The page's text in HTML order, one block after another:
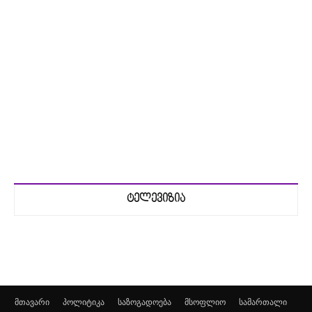
ტელევიზია
მთავარი პოლიტიკა საზოგადოება მსოფლიო
სამართალი